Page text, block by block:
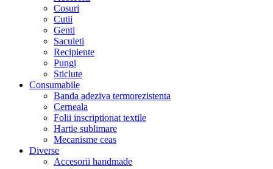
Cosuri
Cutii
Genti
Saculeti
Recipiente
Pungi
Sticlute
Consumabile
Banda adeziva termorezistenta
Cerneala
Folii inscriptionat textile
Hartie sublimare
Mecanisme ceas
Diverse
Accesorii handmade